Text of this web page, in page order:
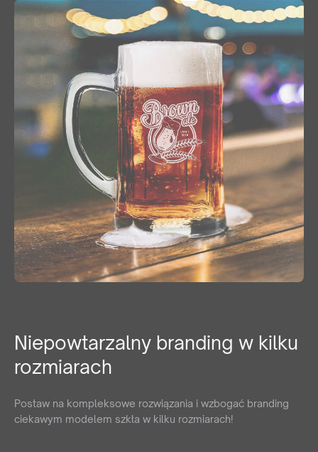
Niepowtarzalny branding w kilku
rozmiarach
Postaw na kompleksowe rozwiązania i wzbogać branding
ciekawym modelem szkła w kilku rozmiarach!